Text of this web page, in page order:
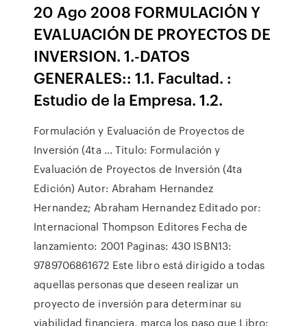
20 Ago 2008 FORMULACIÓN Y
EVALUACIÓN DE PROYECTOS DE
INVERSION. 1.-DATOS
GENERALES:: 1.1. Facultad. :
Estudio de la Empresa. 1.2.
Formulación y Evaluación de Proyectos de
Inversión (4ta ... Titulo: Formulación y
Evaluación de Proyectos de Inversión (4ta
Edición) Autor: Abraham Hernandez
Hernandez; Abraham Hernandez Editado por:
Internacional Thompson Editores Fecha de
lanzamiento: 2001 Paginas: 430 ISBN13:
9789706861672 Este libro está dirigido a todas
aquellas personas que deseen realizar un
proyecto de inversión para determinar su
viabilidad financiera, marca los paso que Libro: